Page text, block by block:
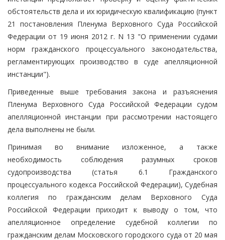
обстоятельств дела и их юридическую квалификацию (пункт
21 постановления Пленума Верховного Суда Российской
Федерации от 19 июня 2012 г. N 13 "О применении судами
норм гражданского процессуального законодательства,
регламентирующих производство в суде апелляционной
инстанции").
Приведенные выше требования закона и разъяснения
Пленума Верховного Суда Российской Федерации судом
апелляционной инстанции при рассмотрении настоящего
дела выполнены не были.
Принимая во внимание изложенное, а также
необходимость соблюдения разумных сроков
судопроизводства (статья 6.1 Гражданского
процессуального кодекса Российской Федерации), Судебная
коллегия по гражданским делам Верховного Суда
Российской Федерации приходит к выводу о том, что
апелляционное определение судебной коллегии по
гражданским делам Московского городского суда от 20 мая